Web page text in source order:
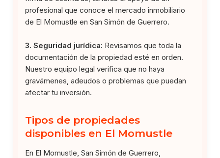
profesional que conoce el mercado inmobiliario
de El Momustle en San Simón de Guerrero.
3. Seguridad jurídica: Revisamos que toda la
documentación de la propiedad esté en orden.
Nuestro equipo legal verifica que no haya
gravámenes, adeudos o problemas que puedan
afectar tu inversión.
Tipos de propiedades
disponibles en El Momustle
En El Momustle, San Simón de Guerrero,